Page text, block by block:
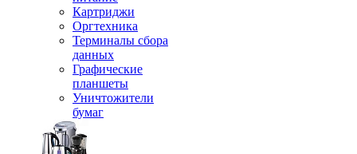
Картриджи
Оргтехника
Терминалы сбора
данных
Графические
планшеты
Уничтожители
бумаг